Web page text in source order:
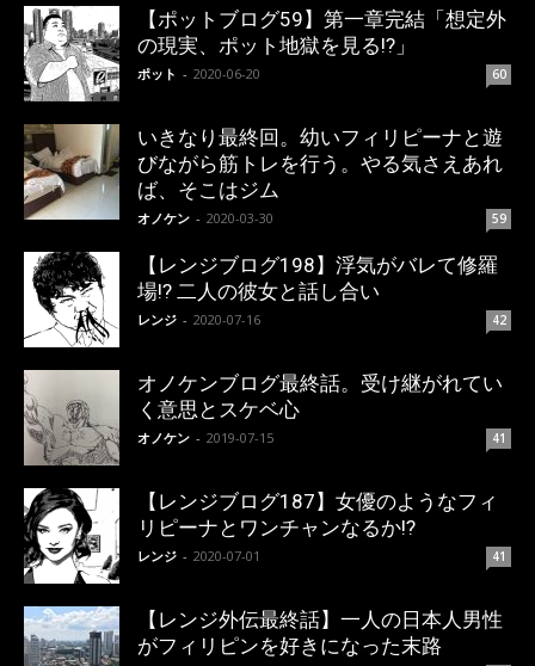
【ポットブログ59】第一章完結「想定外
の現実、ポット地獄を見る!?」
ポット - 2020-06-20 60
いきなり最終回。幼いフィリピーナと遊
びながら筋トレを行う。やる気さえあれ
ば、そこはジム
オノケン - 2020-03-30 59
【レンジブログ198】浮気がバレて修羅
場!? 二人の彼女と話し合い
レンジ - 2020-07-16 42
オノケンブログ最終話。受け継がれてい
く意思とスケベ心
オノケン - 2019-07-15 41
【レンジブログ187】女優のようなフィ
リピーナとワンチャンなるか!?
レンジ - 2020-07-01 41
【レンジ外伝最終話】一人の日本人男性
がフィリピンを好きになった末路